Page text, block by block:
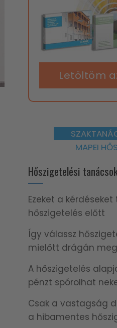
Letöltöm
MAPEI
Hőszigetelési
Ezeket a
hőszigetelés előtt
Így válassz
mielőtt drágán
A hőszigetelés
pénzt spórolhat
Csak a vastagság
a hibamentes